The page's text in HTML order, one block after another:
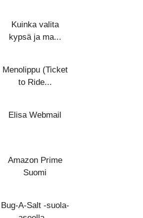
Kuinka valita
kypsä ja ma...
Menolippu (Ticket
to Ride...
Elisa Webmail
Amazon Prime
Suomi
Bug-A-Salt -suola-